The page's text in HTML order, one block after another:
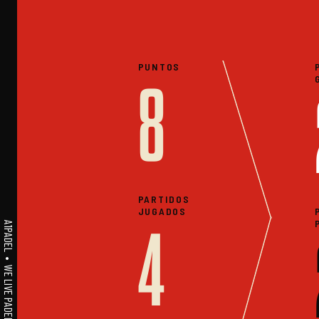
PUNTOS
8
PARTIDOS
JUGADOS
4